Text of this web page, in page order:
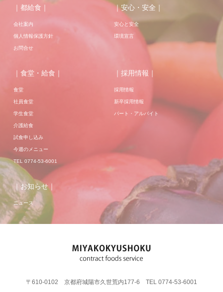
｜都給食｜
会社案内
個人情報保護方針
お問合せ
｜安心・安全｜
安心と安全
環境宣言
｜食堂・給食｜
食堂
社員食堂
学生食堂
介護給食
試食申し込み
今週のメニュー
TEL 0774-53-6001
｜採用情報｜
採用情報
新卒採用情報
パート・アルバイト
｜お知らせ｜
ニュース
〒610-0102 京都府城陽市久世荒内177-6 TEL 0774-53-6001